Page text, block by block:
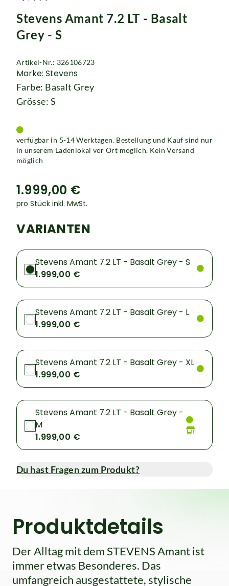
Rucksäcke
Schlösser
Stevens Amant 7.2 LT - Basalt
Grey - S
Artikel-Nr.: 326106723
Marke: Stevens
Farbe: Basalt Grey
Grösse: S
verfügbar in 5-14 Werktagen. Bestellung und Kauf sind nur
in unserem Ladenlokal vor Ort möglich. Kein Versand
möglich
1.999,00 €
pro Stück inkl. MwSt.
VARIANTEN
Stevens Amant 7.2 LT - Basalt Grey - S
1.999,00 €
Stevens Amant 7.2 LT - Basalt Grey - L
1.999,00 €
Stevens Amant 7.2 LT - Basalt Grey - XL
1.999,00 €
Stevens Amant 7.2 LT - Basalt Grey -
M
1.999,00 €
Du hast Fragen zum Produkt?
Produktdetails
Der Alltag mit dem STEVENS Amant ist
immer etwas Besonderes. Das
umfangreich ausgestattete, stylische